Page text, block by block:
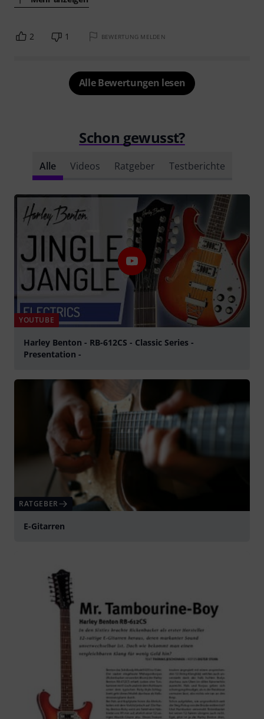
2 1 BEWERTUNG MELDEN
Alle Bewertungen lesen
Schon gewusst?
Alle Videos Ratgeber Testberichte
YOUTUBE
Harley Benton - RB-612CS - Classic Series -
Presentation -
RATGEBER
E-Gitarren